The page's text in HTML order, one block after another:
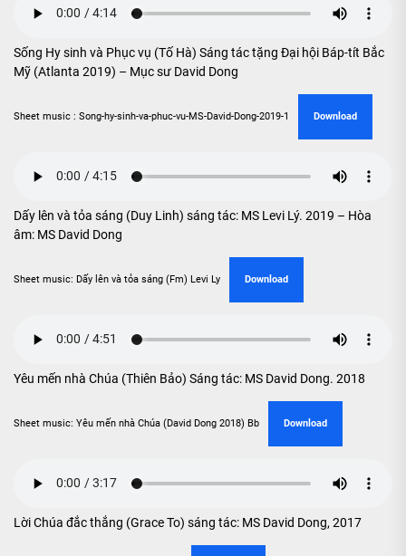
Sống Hy sinh và Phục vụ (Tố Hà) Sáng tác tặng Đại hội Báp-tít Bắc
Mỹ (Atlanta 2019) – Mục sư David Dong
Sheet music : Song-hy-sinh-va-phuc-vu-MS-David-Dong-2019-1 Download
Dấy lên và tỏa sáng (Duy Linh) sáng tác: MS Levi Lý. 2019 – Hòa
âm: MS David Dong
Sheet music: Dấy lên và tỏa sáng (Fm) Levi Ly Download
Yêu mến nhà Chúa (Thiên Bảo) Sáng tác: MS David Dong. 2018
Sheet music: Yêu mến nhà Chúa (David Dong 2018) Bb Download
Lời Chúa đắc thắng (Grace To) sáng tác: MS David Dong, 2017